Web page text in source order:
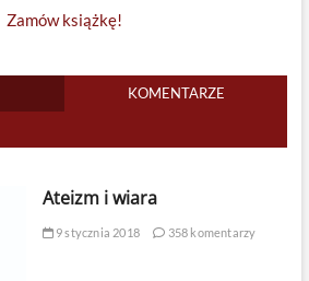
Zamów książkę!
KOMENTARZE
Ateizm i wiara
9 stycznia 2018 358 komentarzy